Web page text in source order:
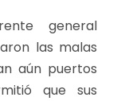
general
las malas
aún puertos
que sus